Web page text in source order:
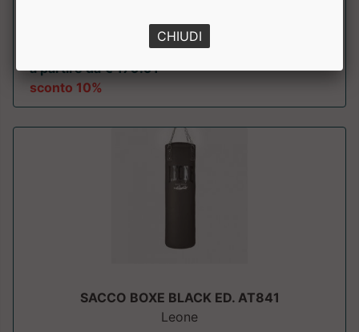
Sacco ad acqua da 45 kg, ideale per la boxe. ....
a partire da € 179.91
sconto 10%
SACCO BOXE BLACK ED. AT841
Leone
CHIUDI